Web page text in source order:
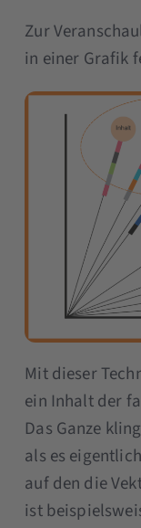
Zur
in einer Grafik
Mit dieser
ein Inhalt der
Das Ganze
als es
auf den die
ist